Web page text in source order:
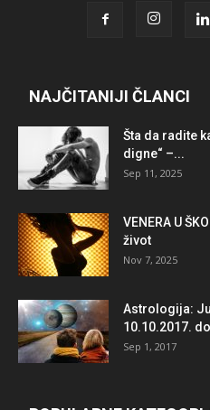
NAJČITANIJI ČLANCI
Šta da radite
digne“ –...
Sep 11, 2025
VENERA U
život
Nov 7, 2025
Astrologija:
10.10.2017.
Sep 1, 2017